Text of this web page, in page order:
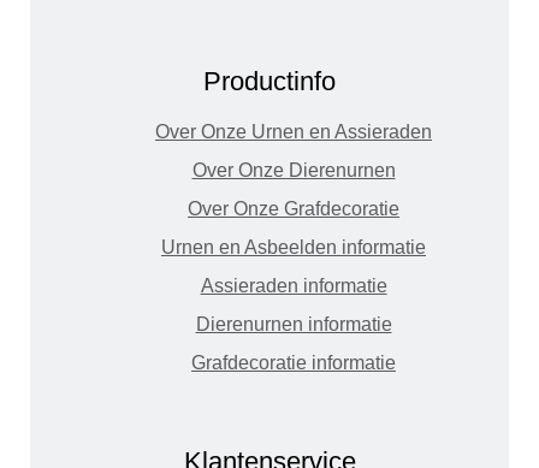
Productinfo
Over Onze Urnen en Assieraden
Over Onze Dierenurnen
Over Onze Grafdecoratie
Urnen en Asbeelden informatie
Assieraden informatie
Dierenurnen informatie
Grafdecoratie informatie
Klantenservice